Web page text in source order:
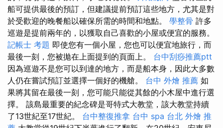
船可提供最後的預訂，但建議提前預訂這些地方，尤其是對
於受歡迎的晚餐船以確保所需的時間和地點。 學整骨 許多
巡遊是提前兩年的，以獲取自己喜歡的小屋或便宜的服務。
記帳士 考題 即使您有一個小屋，您也可以便宜地旅行，而
最後一刻，您被拋在上面提到的頁面上。 台中刮痧推薦ptt
因為巡遊不是您可以到達的地方，而是船本身，因此大多數
人仍在嘗試預訂並選擇一個好的機艙。 台中 外燴 推薦 如
果將其留在最後一刻，您可能只能從其餘的小木屋中進行選
擇。 該島最重要的紀念碑是哥特式大教堂，該大教堂持續
了13世紀至17世紀。 台中整復推拿 台中 spa 台北 外燴 推